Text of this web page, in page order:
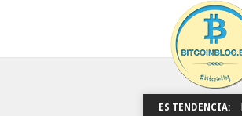
ES TENDENCIA: